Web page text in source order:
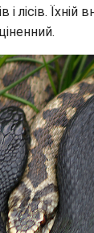
і лісів. Їхній